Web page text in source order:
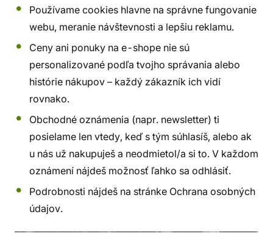
Používame cookies hlavne na správne fungovanie
webu, meranie návštevnosti a lepšiu reklamu.
Ceny ani ponuky na e-shope nie sú
personalizované podľa tvojho správania alebo
histórie nákupov – každý zákazník ich vidí
rovnako.
Obchodné oznámenia (napr. newsletter) ti
posielame len vtedy, keď s tým súhlasíš, alebo ak
u nás už nakupuješ a neodmietol/a si to. V každom
oznámení nájdeš možnosť ľahko sa odhlásiť.
Podrobnosti nájdeš na stránke Ochrana osobných
údajov.